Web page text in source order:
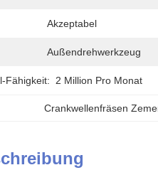
Akzeptabel
Außendrehwerkzeug
Fähigkeit: 2 Million Pro Monat
Crankwellenfräsen